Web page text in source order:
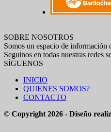
SOBRE NOSOTROS
Somos un espacio de
Seguinos en todas nuestras redes
SÍGUENOS
INICIO
QUIENES SOMOS?
CONTACTO
© Copyright 2026 - Diseño